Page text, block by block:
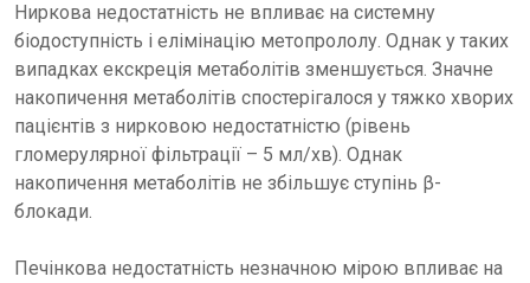
Ниркова недостатність не впливає на системну
біодоступність і елімінацію метопрололу. Однак у таких
випадках екскреція метаболітів зменшується. Значне
накопичення метаболітів спостерігалося у тяжко хворих
пацієнтів з нирковою недостатністю (рівень
гломерулярної фільтрації – 5 мл/хв). Однак
накопичення метаболітів не збільшує ступінь β-
блокади.
Печінкова недостатність незначною мірою впливає на